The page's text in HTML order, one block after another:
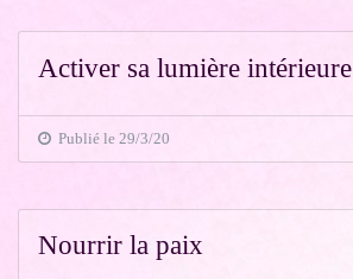
Activer sa lumière intérieure
Publié le 29/3/20
Nourrir la paix